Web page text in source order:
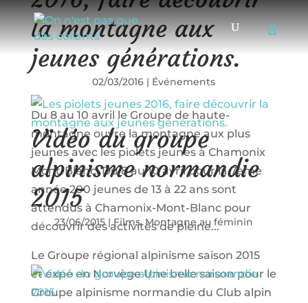
la montagne aux
jeunes générations.
02/03/2016 | Événements
Du 8 au 10 avril le Groupe de haute-
montagne ouvre la montagne aux plus
jeunes avec les piolets jeunes à Chamonix
Mont-Blanc. Du 8 au 10 avril pour la 7ème
année 200 jeunes de 13 à 22 ans sont
attendus à Chamonix-Mont-Blanc pour
découvrir des activités de pleine...
Vidéo du groupe
alpinisme normandie
2015
23/06/2015|Films,Montagne au féminin
Le Groupe régional alpinisme saison 2015
et expé en Norvège Une belle saison pour le
Groupe alpinisme normandie du Club alpin